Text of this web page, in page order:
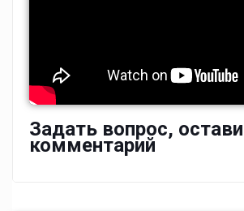
Задать вопрос,
комментарий